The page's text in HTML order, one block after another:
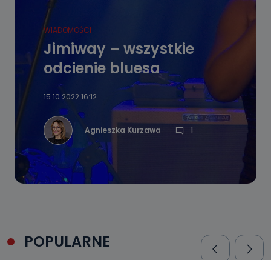
WIADOMOŚCI
Jimiway – wszystkie
odcienie bluesa
15.10.2022 16:12
Agnieszka Kurzawa 1
POPULARNE